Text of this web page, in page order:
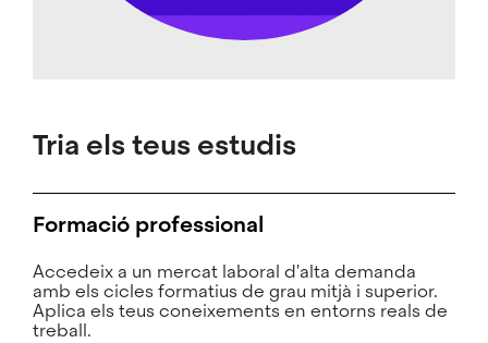
Tria els teus estudis
Formació professional
Accedeix a un mercat laboral d'alta demanda
amb els cicles formatius de grau mitjà i superior.
Aplica els teus coneixements en entorns reals de
treball.